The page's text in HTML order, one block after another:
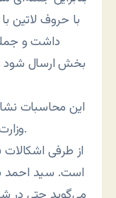
این محاسبات
وزارت ارتباطات تعرفه‌ای پایین نیامده است.
از طرفی
است. سید احمد